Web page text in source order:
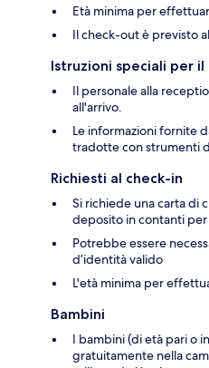
Età minima per
Il check-out è previsto
Istruzioni speciali per il
Il personale alla
all'arrivo.
Le informazioni fornite
tradotte con strumenti
Richiesti al check-in
Si richiede una carta di
deposito in contanti
Potrebbe essere
d’identità valido
L'età minima per
Bambini
I bambini (di età pari o
gratuitamente nella